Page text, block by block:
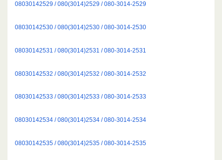
08030142529 / 080(3014)2529 / 080-3014-2529
08030142530 / 080(3014)2530 / 080-3014-2530
08030142531 / 080(3014)2531 / 080-3014-2531
08030142532 / 080(3014)2532 / 080-3014-2532
08030142533 / 080(3014)2533 / 080-3014-2533
08030142534 / 080(3014)2534 / 080-3014-2534
08030142535 / 080(3014)2535 / 080-3014-2535